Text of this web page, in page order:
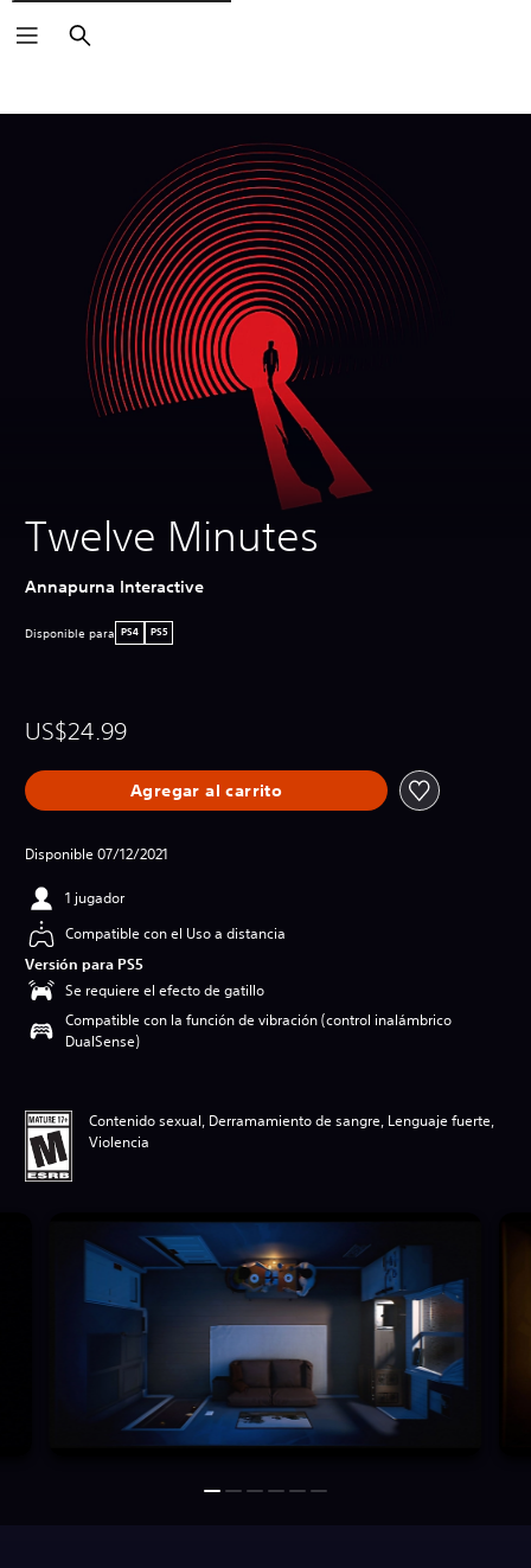
Buscar
Twelve Minutes
Annapurna Interactive
Disponible para PS4 PS5
US$24.99
Agregar al carrito
Disponible 07/12/2021
1 jugador
Compatible con el Uso a distancia
Versión para PS5
Se requiere el efecto de gatillo
Compatible con la función de vibración (control inalámbrico
DualSense)
Contenido sexual, Derramamiento de sangre, Lenguaje fuerte,
Violencia